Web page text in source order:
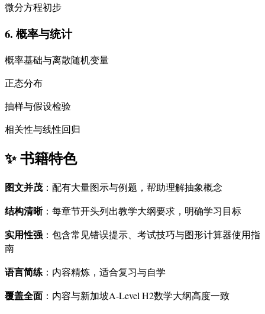
微分方程初步
6. 概率与统计
概率基础与离散随机变量
正态分布
抽样与假设检验
相关性与线性回归
✨书籍特色
图文并茂 ：配有大量图示与例题，帮助理解抽象概念
结构清晰：每章节开头列出教学大纲要求，明确学习目标
实用性强 ：包含常见错误提示、考试技巧与图形计算器使用指
南
语言简练 ：内容精炼，适合复习与自学
覆盖全面 ：内容与新加坡A-Level H2数学大纲高度一致